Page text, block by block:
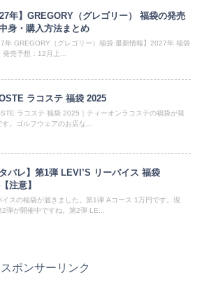
年】GREGORY（グレゴリー） 福袋の発売
身・購入方法まとめ
年 GREGORY（グレゴリー）福袋 最新情報】2027年 福袋
売予想：12月上...
ラコステ 福袋 2025
ラコステ 福袋 2025｜ティーオンラコステの福袋が発
す。ゴルフウェアのお店な...
タバレ】第1弾 LEVI’S リーバイス 福袋
注意】
イスの福袋が届きました。第1弾 Aコース 1万円です。現
2弾が開催中ですね。第2弾 LE...
スポンサーリンク